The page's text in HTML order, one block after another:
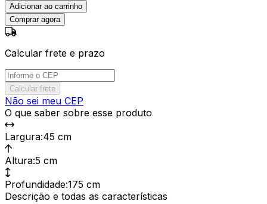
Adicionar ao carrinho
Comprar agora
Calcular frete e prazo
Calcular frete
Não sei meu CEP
O que saber sobre esse produto
Largura:45 cm
Altura:5 cm
Profundidade:175 cm
Descrição e todas as características